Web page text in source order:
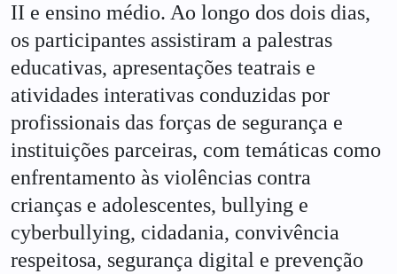
II e ensino médio. Ao longo dos dois dias,
os participantes assistiram a palestras
educativas, apresentações teatrais e
atividades interativas conduzidas por
profissionais das forças de segurança e
instituições parceiras, com temáticas como
enfrentamento às violências contra
crianças e adolescentes, bullying e
cyberbullying, cidadania, convivência
respeitosa, segurança digital e prevenção